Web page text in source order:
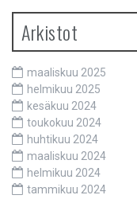
Arkistot
maaliskuu 2025
helmikuu 2025
kesäkuu 2024
toukokuu 2024
huhtikuu 2024
maaliskuu 2024
helmikuu 2024
tammikuu 2024